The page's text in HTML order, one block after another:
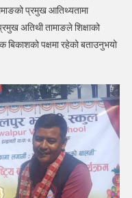
प्रमुख आतिथ्यतामा
अतिथी तामाङले शिक्षाको
बिकाशको पक्षमा रहेको बताउनुभयो